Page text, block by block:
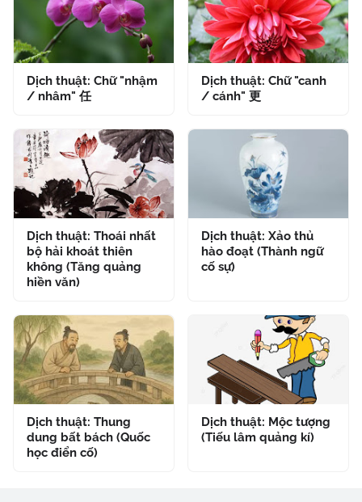
Dịch thuật: Chữ "nhậm
/ nhâm" 任
Dịch thuật: Chữ "canh
/ cánh" 更
Dịch thuật: Thoái nhất
bộ hải khoát thiên
không (Tăng quảng
hiền văn)
Dịch thuật: Xảo thủ
hào đoạt (Thành ngữ
cố sự)
Dịch thuật: Thung
dung bất bách (Quốc
học điển cố)
Dịch thuật: Mộc tượng
(Tiếu lâm quảng kí)